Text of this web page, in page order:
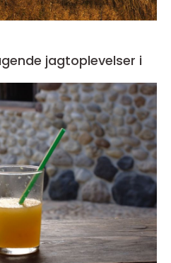
jagtoplevelser i